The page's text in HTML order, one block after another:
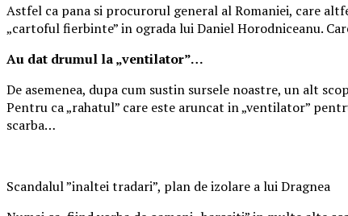
Astfel ca pana si procurorul general al Romaniei, care
„cartoful fierbinte” in ograda lui Daniel Horodniceanu.
Au dat drumul la „ventilator”…
De asemenea, dupa cum sustin sursele noastre, un alt
Pentru ca „rahatul” care este aruncat in „ventilator”
scarba…
Scandalul ”inaltei tradari”, plan de izolare a lui Dragnea